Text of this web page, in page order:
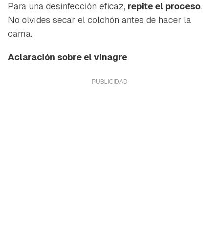
Para una desinfección eficaz, repite el proceso.
No olvides secar el colchón antes de hacer la
cama.
Aclaración sobre el vinagre